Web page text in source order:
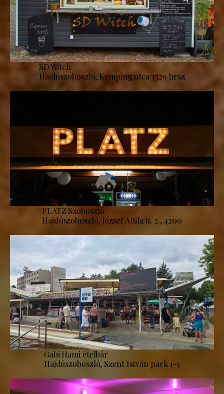
SD Witch
Hajdúszoboszló, Kemping utca 3529 hrsz
PLATZ Szoboszló
Hajdúszoboszló, József Attila u. 2., 4200
Gabi Hami ételbár
Hajdúszoboszló, Szent István park 1-3